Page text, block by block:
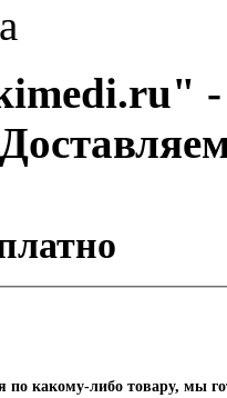
-
по какому-либо товару, мы